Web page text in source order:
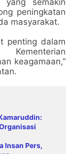
peningkatan
masyarakat.
penting dalam
Kementerian
keagamaan,”
Insan Pers,